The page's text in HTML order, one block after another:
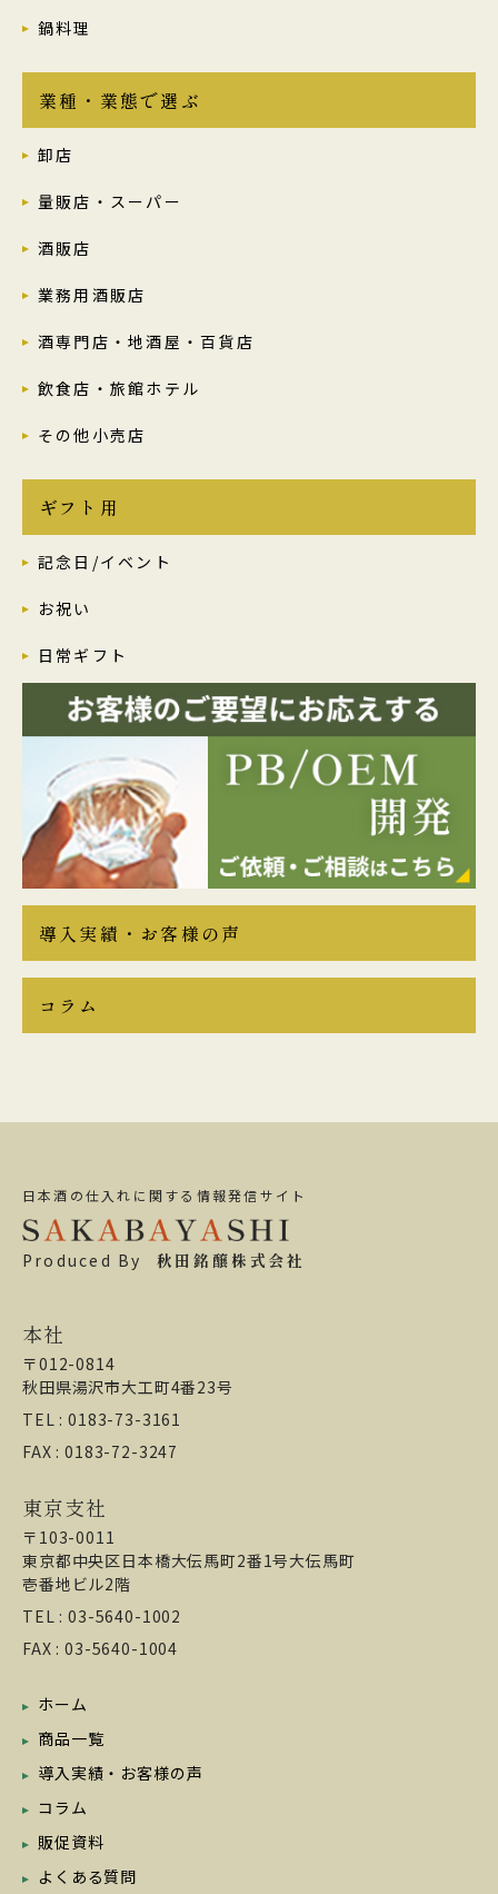
鍋料理
業種・業態で選ぶ
卸店
量販店・スーパー
酒販店
業務用酒販店
酒専門店・地酒屋・百貨店
飲食店・旅館ホテル
その他小売店
ギフト用
記念日/イベント
お祝い
日常ギフト
導入実績・お客様の声
コラム
日本酒の仕入れに関する情報発信サイト
Produced By 秋田銘醸株式会社
本社
〒012-0814
秋田県湯沢市大工町4番23号
TEL : 0183-73-3161
FAX : 0183-72-3247
東京支社
〒103-0011
東京都中央区日本橋大伝馬町2番1号大伝馬町
壱番地ビル2階
TEL : 03-5640-1002
FAX : 03-5640-1004
ホーム
商品一覧
導入実績・お客様の声
コラム
販促資料
よくある質問